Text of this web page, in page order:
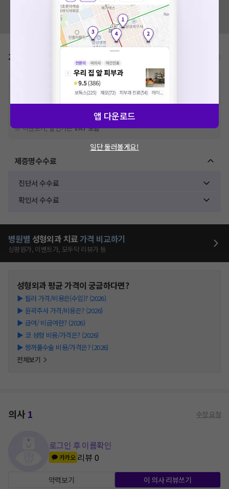
혹시 잘못된 병원정보가 있나요?
모두닥 팀에 알려주세요!
가격표
비급여 항목의 경우,추가비용 등으로 실제 가격과 상이할 수 있으니, 정확
한 가격은 해당 의료기관에 직접 문의해주세요.
격입니다. (진료와 연관된 복합적인 비용이 추가되어, 병원마다 금액이 다르게
산정될 수 있는 점 참고 바랍니다.)
※ 이벤트가, 할인가는VAT 포함
제증명수수료
진단서 수수료
확인서 수수료
병원별 성형외과 치료가격 비교하기
심평원가, 이벤트가, 모두닥 리뷰가 등
성형외과평균 가격이 궁금하다면?
▶ 필러 가격/비용은(수입)? (2026)
▶ 윤곽주사 가격/비용은? (2026)
▶ 급여/ 비급여란? (2026)
▶ 코 성형 비용/가격은? (2026)
▶ 쌍꺼풀수술 비용/가격은? (2026)
전체보기
의사1 수정 요청
로그인 후 이름확인
카카오 리뷰0
약력보기 이 의사 리뷰쓰기
앱 다운로드
일단 둘러볼게요!